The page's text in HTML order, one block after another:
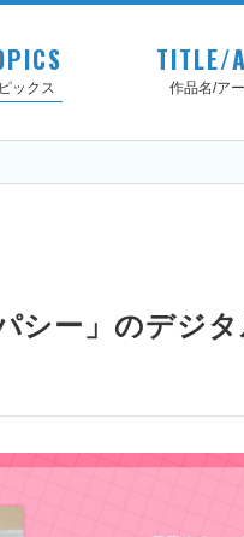
ックス
TITLE/
作品名/ア
シー」のデジ